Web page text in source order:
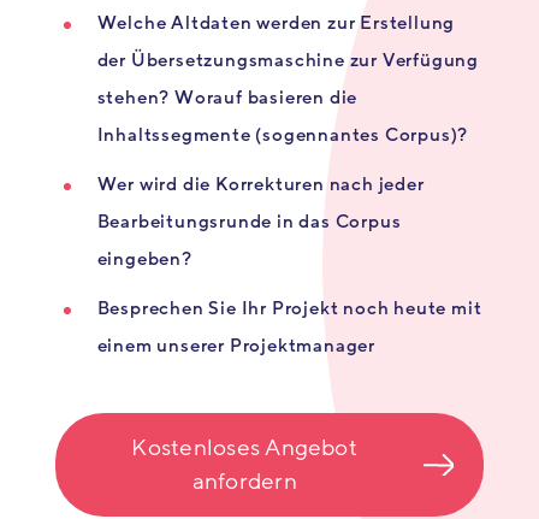
Welche Altdaten werden zur Erstellung
der Übersetzungsmaschine zur Verfügung
stehen? Worauf basieren die
Inhaltssegmente (sogennantes Corpus)?
Wer wird die Korrekturen nach jeder
Bearbeitungsrunde in das Corpus
eingeben?
Besprechen Sie Ihr Projekt noch heute mit
einem unserer Projektmanager
Kostenloses Angebot
anfordern